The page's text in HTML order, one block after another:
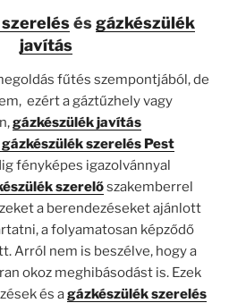
ésgázkészülék
javítás
fűtés szempontjából, de
ezért a gáztűzhely vagy
gázkészülék javítás
gázkészülék szerelés Pest
fényképes igazolvánnyal
szerelőszakemberrel
a berendezéseket ajánlott
a folyamatosan képződő
Arról nem is beszélve, hogy a
okoz meghibásodást is. Ezek
és agázkészülék szerelés